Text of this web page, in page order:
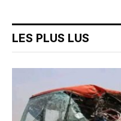
LES PLUS LUS